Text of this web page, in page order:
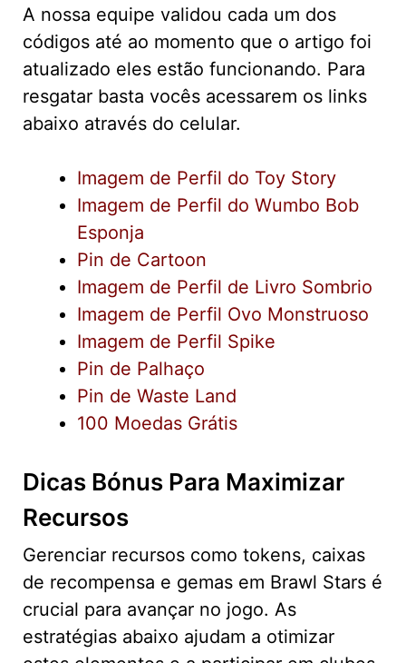
A nossa equipe validou cada um dos
códigos até ao momento que o artigo foi
atualizado eles estão funcionando. Para
resgatar basta vocês acessarem os links
abaixo através do celular.
Imagem de Perfil do Toy Story
Imagem de Perfil do Wumbo Bob
Esponja
Pin de Cartoon
Imagem de Perfil de Livro Sombrio
Imagem de Perfil Ovo Monstruoso
Imagem de Perfil Spike
Pin de Palhaço
Pin de Waste Land
100 Moedas Grátis
Dicas Bónus Para Maximizar
Recursos
Gerenciar recursos como tokens, caixas
de recompensa e gemas em Brawl Stars é
crucial para avançar no jogo. As
estratégias abaixo ajudam a otimizar